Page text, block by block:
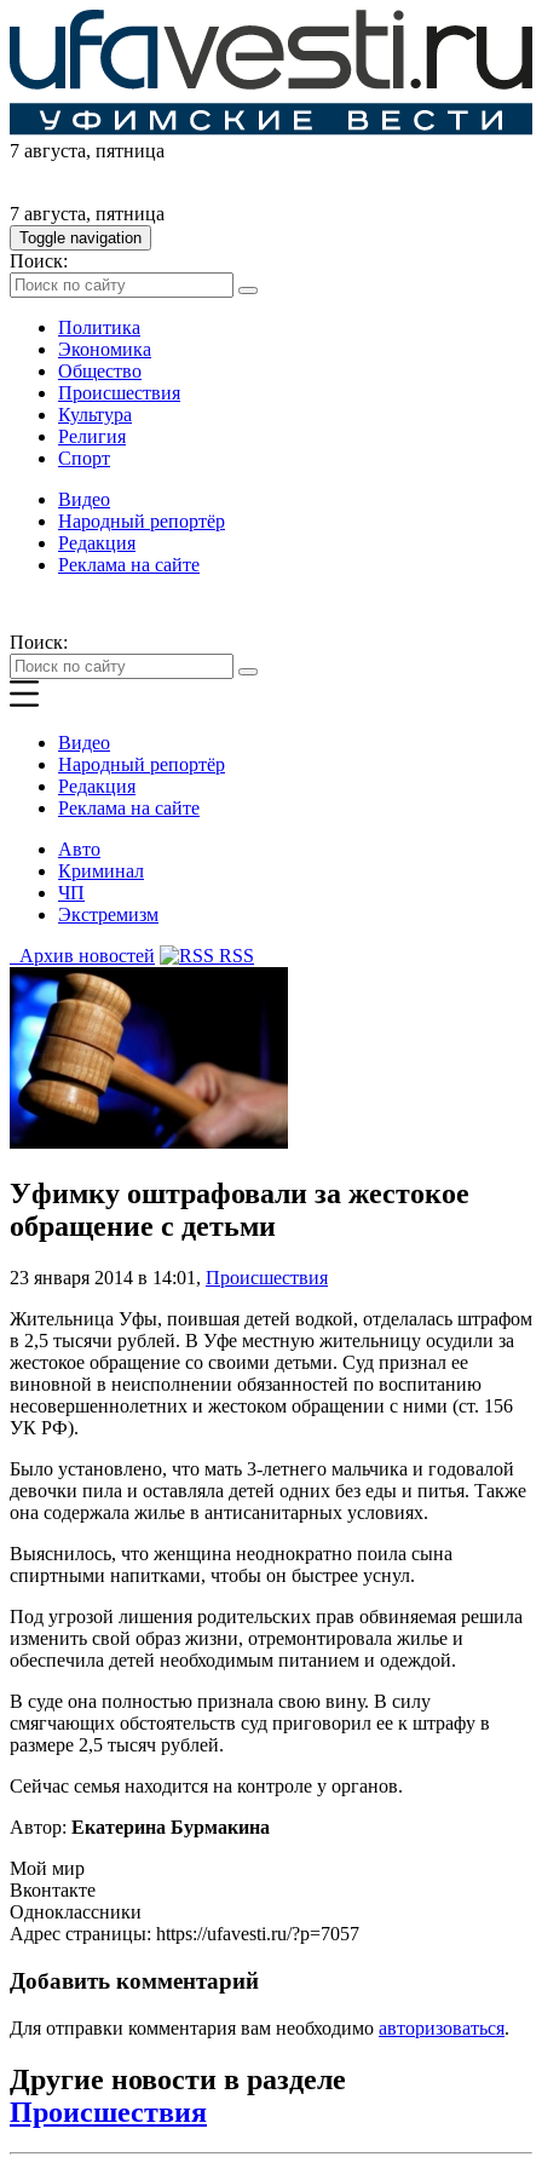
7 августа, пятница
7 августа, пятница
Toggle navigation
Поиск:
Политика
Экономика
Общество
Происшествия
Культура
Религия
Спорт
Видео
Народный репортёр
Редакция
Реклама на сайте
Поиск:
Видео
Народный репортёр
Редакция
Реклама на сайте
Авто
Криминал
ЧП
Экстремизм
Архив новостей
RSS
Уфимку оштрафовали за жестокое
обращение с детьми
23 января 2014 в 14:01 , Происшествия
Жительница Уфы, поившая детей водкой, отделалась штрафом
в 2,5 тысячи рублей. В Уфе местную жительницу осудили за
жестокое обращение со своими детьми. Суд признал ее
виновной в неисполнении обязанностей по воспитанию
несовершеннолетних и жестоком обращении с ними (ст. 156
УК РФ).
Было установлено, что мать 3-летнего мальчика и годовалой
девочки пила и оставляла детей одних без еды и питья. Также
она содержала жилье в антисанитарных условиях.
Выяснилось, что женщина неоднократно поила сына
спиртными напитками, чтобы он быстрее уснул.
Под угрозой лишения родительских прав обвиняемая решила
изменить свой образ жизни, отремонтировала жилье и
обеспечила детей необходимым питанием и одеждой.
В суде она полностью признала свою вину. В силу
смягчающих обстоятельств суд приговорил ее к штрафу в
размере 2,5 тысяч рублей.
Сейчас семья находится на контроле у органов.
Автор: Екатерина Бурмакина
Мой мир
Вконтакте
Одноклассники
Адрес страницы: https://ufavesti.ru/?p=7057
Добавить комментарий
Для отправки комментария вам необходимо авторизоваться.
Другие новости в разделе
Происшествия